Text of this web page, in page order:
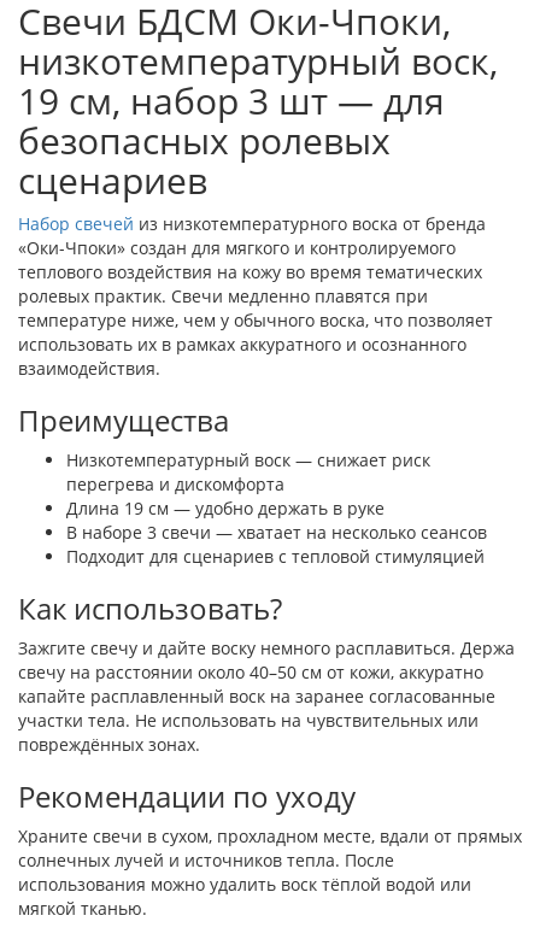
Свечи БДСМ Оки-Чпоки,
низкотемпературный воск,
19 см, набор 3 шт — для
безопасных ролевых
сценариев
Набор свечей из низкотемпературного воска от бренда
«Оки-Чпоки» создан для мягкого и контролируемого
теплового воздействия на кожу во время тематических
ролевых практик. Свечи медленно плавятся при
температуре ниже, чем у обычного воска, что позволяет
использовать их в рамках аккуратного и осознанного
взаимодействия.
Преимущества
Низкотемпературный воск — снижает риск
перегрева и дискомфорта
Длина 19 см — удобно держать в руке
В наборе 3 свечи — хватает на несколько сеансов
Подходит для сценариев с тепловой стимуляцией
Как использовать?
Зажгите свечу и дайте воску немного расплавиться. Держа
свечу на расстоянии около 40–50 см от кожи, аккуратно
капайте расплавленный воск на заранее согласованные
участки тела. Не использовать на чувствительных или
повреждённых зонах.
Рекомендации по уходу
Храните свечи в сухом, прохладном месте, вдали от прямых
солнечных лучей и источников тепла. После
использования можно удалить воск тёплой водой или
мягкой тканью.